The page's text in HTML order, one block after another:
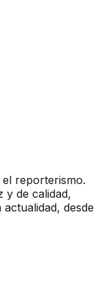
reporterismo.
y de calidad,
desde